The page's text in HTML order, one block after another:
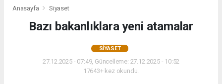
Anasayfa Siyaset
Bazı bakanlıklara yeni atamalar
SIYASET
27.12.2025 - 07:49, Güncelleme: 27.12.2025 - 10:52
17643+ kez okundu.